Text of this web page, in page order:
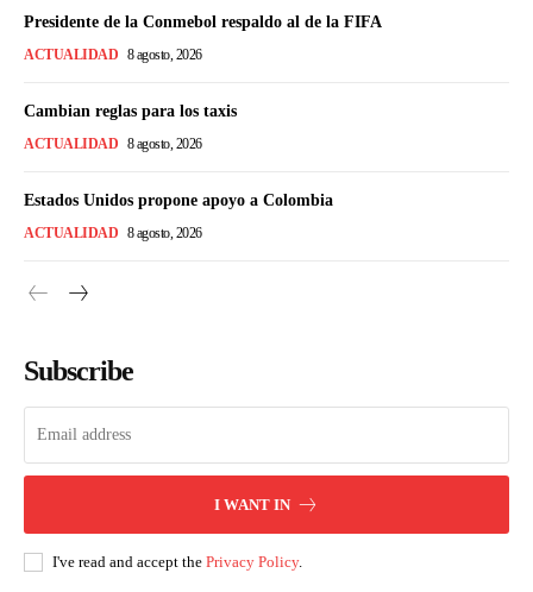
Presidente de la Conmebol respaldo al de la FIFA
ACTUALIDAD 8 agosto, 2026
Cambian reglas para los taxis
ACTUALIDAD 8 agosto, 2026
Estados Unidos propone apoyo a Colombia
ACTUALIDAD 8 agosto, 2026
Subscribe
I WANT IN
I've read and accept the Privacy Policy.